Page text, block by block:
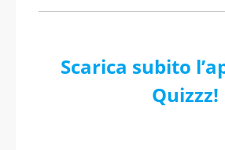
Scarica subito
Quizzz!